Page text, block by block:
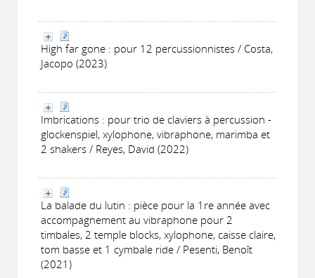
High far gone : pour 12 percussionnistes / Costa,
Jacopo (2023)
Imbrications : pour trio de claviers à percussion -
glockenspiel, xylophone, vibraphone, marimba et
2 shakers / Reyes, David (2022)
La balade du lutin : pièce pour la 1re année avec
accompagnement au vibraphone pour 2
timbales, 2 temple blocks, xylophone, caisse claire,
tom basse et 1 cymbale ride / Pesenti, Benoît
(2021)